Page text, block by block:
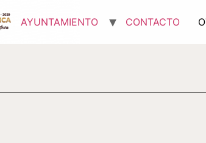
AYUNTAMIENTO CONTACTO